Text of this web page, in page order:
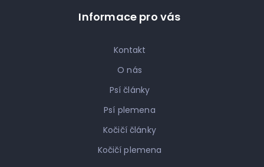
Informace pro vás
Kontakt
O nás
Psí články
Psí plemena
Kočičí články
Kočičí plemena